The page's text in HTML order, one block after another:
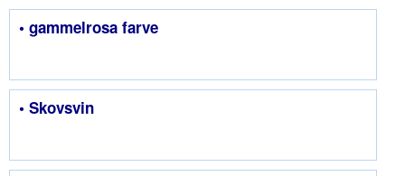
• gammelrosa farve
• Skovsvin